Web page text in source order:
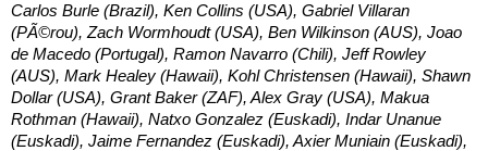
Carlos Burle (Brazil), Ken Collins (USA), Gabriel Villaran
(PÃ©rou), Zach Wormhoudt (USA), Ben Wilkinson (AUS), Joao
de Macedo (Portugal), Ramon Navarro (Chili), Jeff Rowley
(AUS), Mark Healey (Hawaii), Kohl Christensen (Hawaii), Shawn
Dollar (USA), Grant Baker (ZAF), Alex Gray (USA), Makua
Rothman (Hawaii), Natxo Gonzalez (Euskadi), Indar Unanue
(Euskadi), Jaime Fernandez (Euskadi), Axier Muniain (Euskadi),